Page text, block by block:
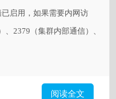
已启用，如果需要内网访
2379（集群内部通信）、
阅读全文